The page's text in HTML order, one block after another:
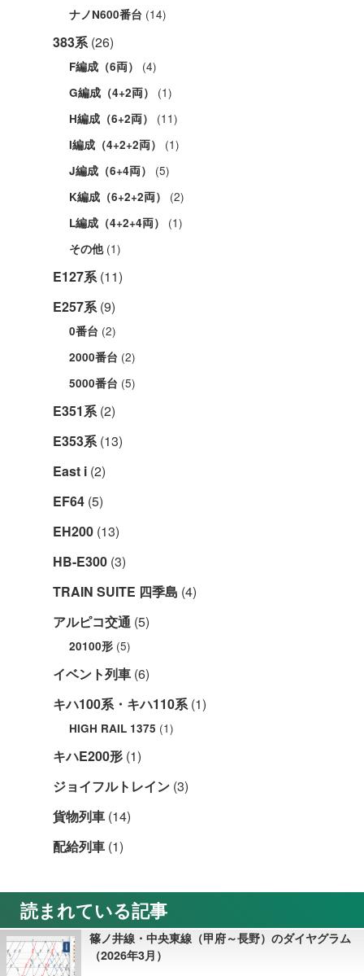
ナノN600番台 (14)
383系(26)
F編成（6両） (4)
G編成（4+2両） (1)
H編成（6+2両） (11)
I編成（4+2+2両） (1)
J編成（6+4両） (5)
K編成（6+2+2両） (2)
L編成（4+2+4両） (1)
その他(1)
E127系(11)
E257系(9)
0番台 (2)
2000番台 (2)
5000番台 (5)
E351系(2)
E353系(13)
East i (2)
EF64 (5)
EH200 (13)
HB-E300 (3)
TRAIN SUITE 四季島 (4)
アルピコ交通 (5)
20100形 (5)
イベント列車 (6)
キハ100系・キハ110系(1)
HIGH RAIL 1375 (1)
キハE200形 (1)
ジョイフルトレイン (3)
貨物列車 (14)
配給列車 (1)
読まれている記事
篠ノ井線・中央東線（甲府～長野）のダイヤグラム
（2026年3月）